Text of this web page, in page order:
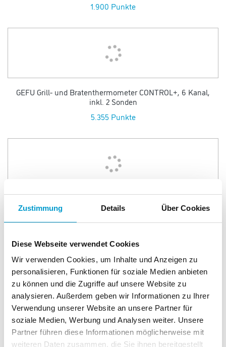
Zustimmung Details Über Cookies
Diese Webseite verwendet Cookies
Wir verwenden Cookies, um Inhalte und Anzeigen zu
personalisieren, Funktionen für soziale Medien anbieten
zu können und die Zugriffe auf unsere Website zu
analysieren. Außerdem geben wir Informationen zu Ihrer
Verwendung unserer Website an unsere Partner für
soziale Medien, Werbung und Analysen weiter. Unsere
Partner führen diese Informationen möglicherweise mit
weiteren Daten zusammen, die Sie ihnen bereitgestellt
1.900 Punkte
GEFU Grill- und Bratenthermometer CONTROL+, 6 Kanal,
inkl. 2 Sonden
5.355 Punkte
MOESTA BBQ Feuerplatte inkl. Höhenversteller
21.775 Punkte
WMF Profi Plus Kontaktgrill Perfection
18.560 Punkte